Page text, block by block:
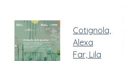
Cotignola,
Alexa
Far, Lila